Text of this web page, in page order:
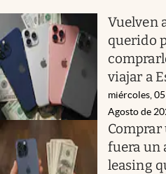
Vuelven
querido
viajar a
miércoles,
Agosto de
Comprar
fuera un
leasing